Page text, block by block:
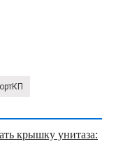
крышку унитаза: